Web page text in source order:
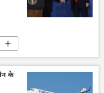
क्रूज़ मिसाइल
के